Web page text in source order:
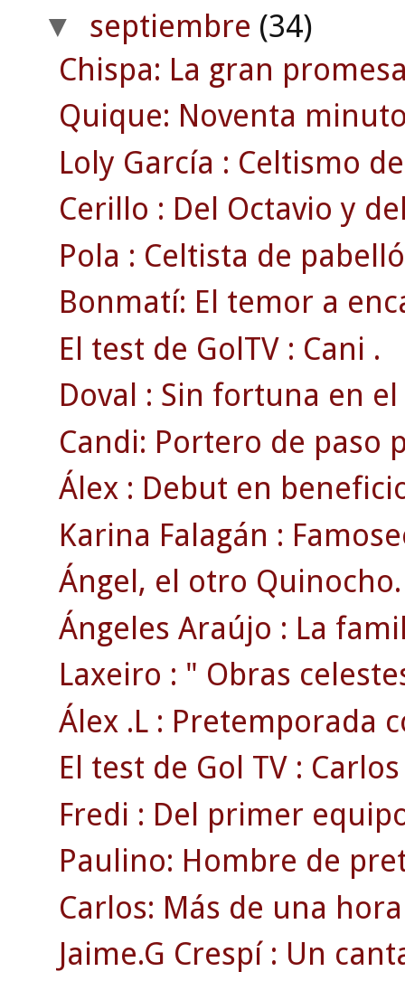
▼ septiembre (34)
Chispa: La gran
Quique: Noventa
Loly García : Celtismo
Cerillo : Del Octavio y
Pola : Celtista de
Bonmatí: El temor a
El test de GolTV : Cani .
Doval : Sin fortuna en
Candi: Portero de paso
Álex : Debut en
Karina Falagán :
Ángel, el otro Quinocho.
Ángeles Araújo : La
Laxeiro : " Obras
Álex .L : Pretemporada
El test de Gol TV :
Fredi : Del primer
Paulino: Hombre de
Carlos: Más de una
Jaime.G Crespí : Un